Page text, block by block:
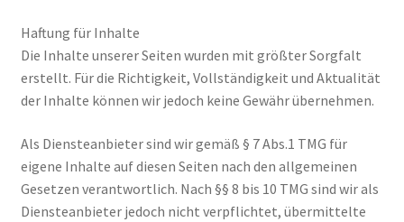
Haftung für Inhalte
Die Inhalte unserer Seiten wurden mit größter Sorgfalt
erstellt. Für die Richtigkeit, Vollständigkeit und Aktualität
der Inhalte können wir jedoch keine Gewähr übernehmen.
Als Diensteanbieter sind wir gemäß § 7 Abs.1 TMG für
eigene Inhalte auf diesen Seiten nach den allgemeinen
Gesetzen verantwortlich. Nach §§ 8 bis 10 TMG sind wir als
Diensteanbieter jedoch nicht verpflichtet, übermittelte